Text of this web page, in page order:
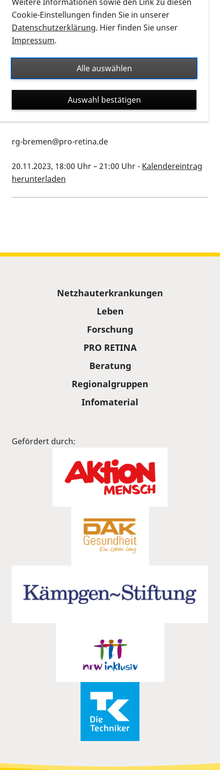
reserviert ist.
Ich freue mich sehr auf alle, die am Treffen
teilnehmen.
Bitte melden sie sich gerne bei der
Regionalgruppenleitung Iris Timmer für das Treffen
rg-bremen@pro-retina.de
20.11.2023, 18:00 Uhr–21:00 Uhr- Kalendereintrag
herunterladen
Netzhauterkrankungen
Leben
Forschung
PRO RETINA
Beratung
Regionalgruppen
Infomaterial
Gefördert durch:
Cookie-Einstellungen finden Sie in unserer
Datenschutzerklärung. Hier finden Sie unser
Impressum.
Alle auswählen
Auswahl bestätigen